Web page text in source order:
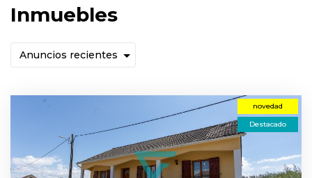
Inmuebles
novedad
Destacado